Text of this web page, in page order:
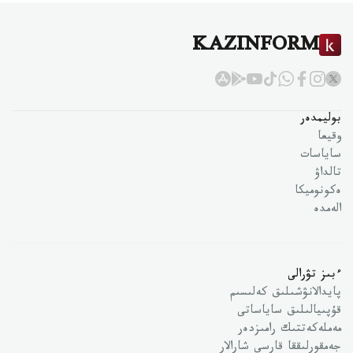
KAZINFORM
بوليمدەر
وقيعا
ساياسات
تالداۋ
ەكونوميكا
الەمدە
ءبىز تۋرالى
پايدالانۋشىلىق كەلىسىم
قۇپىيالىلىق ساياساتى
مەملەكەتتىك رامىزدەر
جەمقورلىققا قارسى شارالار